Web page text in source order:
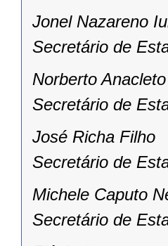
Jonel Nazareno
Secretário de
Norberto
Secretário de
José Richa Filho
Secretário de
Michele Caputo
Secretário de